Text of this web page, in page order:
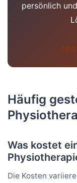
persönlich
Häufig
Was kostet
Die Kosten